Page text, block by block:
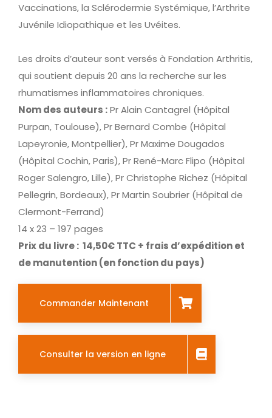
Vaccinations, la Sclérodermie Systémique, l’Arthrite
Juvénile Idiopathique et les Uvéites.
Les droits d’auteur sont versés à Fondation Arthritis,
qui soutient depuis 20 ans la recherche sur les
rhumatismes inflammatoires chroniques.
Nom des auteurs :Pr Alain Cantagrel (Hôpital
Purpan, Toulouse), Pr Bernard Combe (Hôpital
Lapeyronie, Montpellier), Pr Maxime Dougados
(Hôpital Cochin, Paris), Pr René-Marc Flipo (Hôpital
Roger Salengro, Lille), Pr Christophe Richez (Hôpital
Pellegrin, Bordeaux), Pr Martin Soubrier (Hôpital de
Clermont-Ferrand)
14 x 23 – 197 pages
Prix du livre : 14,50€ TTC + frais d’expédition et
de manutention (en fonction du pays)
Commander Maintenant
Consulter la version en ligne